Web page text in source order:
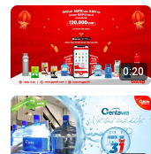
0:20